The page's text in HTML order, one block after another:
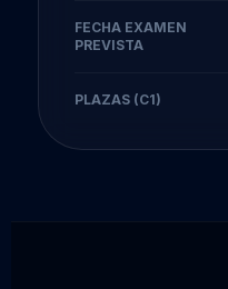
FECHA EXAMEN
PREVISTA
PLAZAS (C1)